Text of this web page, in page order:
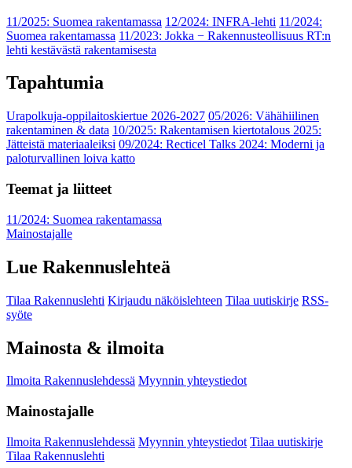
11/2025: Suomea rakentamassa 12/2024: INFRA-lehti 11/2024:
Suomea rakentamassa 11/2023: Jokka − Rakennusteollisuus RT:n
lehti kestävästä rakentamisesta
Tapahtumia
Urapolkuja-oppilaitoskiertue 2026-2027 05/2026: Vähähiilinen
rakentaminen & data 10/2025: Rakentamisen kiertotalous 2025:
Jätteistä materiaaleiksi 09/2024: Recticel Talks 2024: Moderni ja
paloturvallinen loiva katto
Teemat ja liitteet
11/2024: Suomea rakentamassa
Mainostajalle
Lue Rakennuslehteä
Tilaa Rakennuslehti Kirjaudu näköislehteen Tilaa uutiskirje RSS-
syöte
Mainosta & ilmoita
Ilmoita Rakennuslehdessä Myynnin yhteystiedot
Mainostajalle
Ilmoita Rakennuslehdessä Myynnin yhteystiedot Tilaa uutiskirje
Tilaa Rakennuslehti